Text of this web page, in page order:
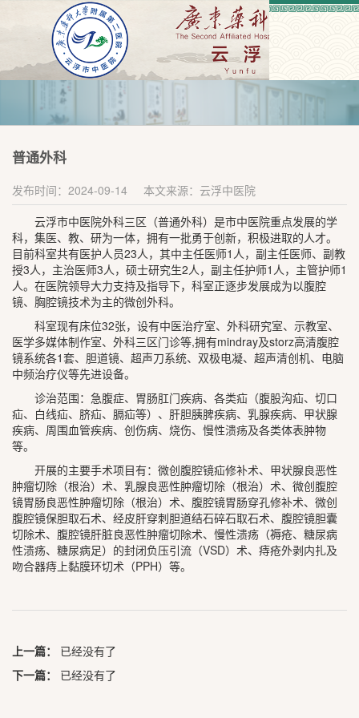
普通外科
发布时间：2024-09-14
本文来源：云浮中医院
云浮市中医院外科三区（普通外科）是市中医院重点发展的学
科，集医、教、研为一体，拥有一批勇于创新，积极进取的人才。
目前科室共有医护人员23人，其中主任医师1人，副主任医师、副教
授3人，主治医师3人，硕士研究生2人，副主任护师1人，主管护师1
人。在医院领导大力支持及指导下，科室正逐步发展成为以腹腔
镜、胸腔镜技术为主的微创外科。
科室现有床位32张，设有中医治疗室、外科研究室、示教室、
医学多媒体制作室、外科三区门诊等,拥有mindray及storz高清腹腔
镜系统各1套、胆道镜、超声刀系统、双极电凝、超声清创机、电脑
中频治疗仪等先进设备。
诊治范围：急腹症、胃肠肛门疾病、各类疝（腹股沟疝、切口
疝、白线疝、脐疝、膈疝等）、肝胆胰脾疾病、乳腺疾病、甲状腺
疾病、周围血管疾病、创伤病、烧伤、慢性溃疡及各类体表肿物
等。
开展的主要手术项目有：微创腹腔镜疝修补术、甲状腺良恶性
肿瘤切除（根治）术、乳腺良恶性肿瘤切除（根治）术、微创腹腔
镜胃肠良恶性肿瘤切除（根治）术、腹腔镜胃肠穿孔修补术、微创
腹腔镜保胆取石术、经皮肝穿刺胆道结石碎石取石术、腹腔镜胆囊
切除术、腹腔镜肝脏良恶性肿瘤切除术、慢性溃疡（褥疮、糖尿病
性溃疡、糖尿病足）的封闭负压引流（VSD）术、痔疮外剥内扎及
吻合器痔上黏膜环切术（PPH）等。
上一篇：
已经没有了
下一篇：
已经没有了